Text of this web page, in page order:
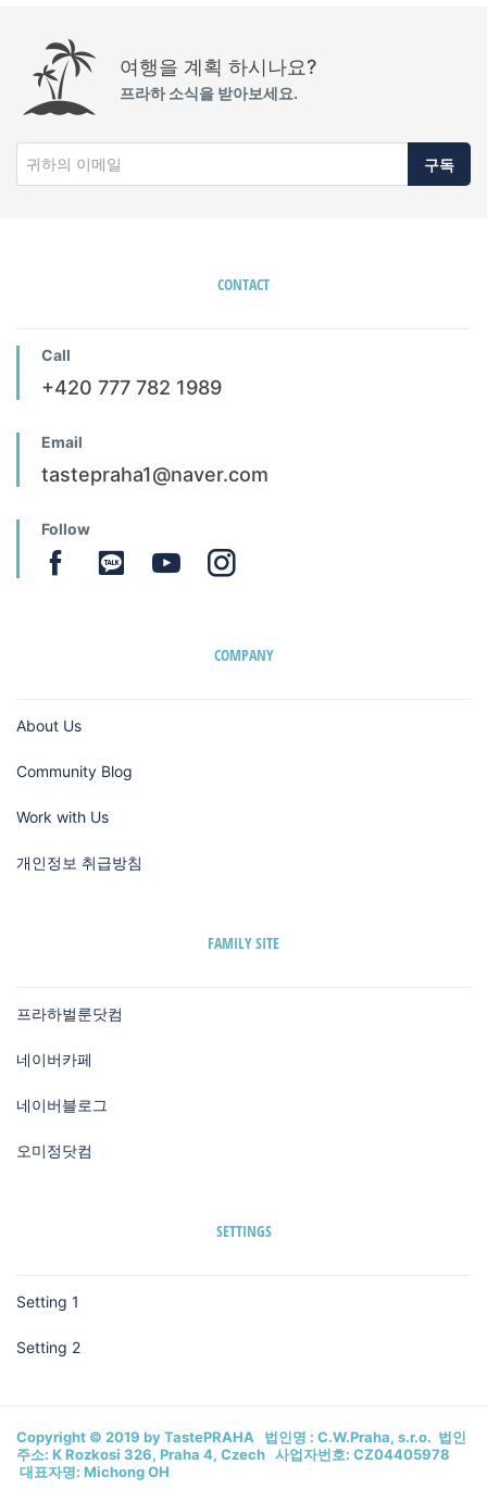
여행을 계획 하시나요?
프라하 소식을 받아보세요.
구독
CONTACT
Call
+420 777 782 1989
Email
tastepraha1@naver.com
Follow
COMPANY
About Us
Community Blog
Work with Us
개인정보 취급방침
FAMILY SITE
프라하벌룬닷컴
네이버카페
네이버블로그
오미정닷컴
SETTINGS
Setting 1
Setting 2
Copyright © 2019 by TastePRAHA 법인명 : C.W.Praha, s.r.o. 법인
주소: K Rozkosi 326, Praha 4, Czech 사업자번호: CZ04405978
대표자명: Michong OH